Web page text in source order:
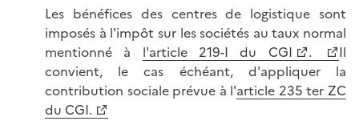
Les bénéfices des centres de logistique sont
imposés à l'impôt sur les sociétés au taux normal
mentionné à l'article 219-I du CGI .
Il
convient, le cas échéant, d'appliquer la
contribution sociale prévue à l'article 235 ter ZC
du CGI.